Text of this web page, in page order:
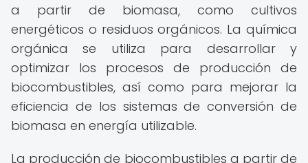
a partir de biomasa, como cultivos
energéticos o residuos orgánicos. La química
orgánica se utiliza para desarrollar y
optimizar los procesos de producción de
biocombustibles, así como para mejorar la
eficiencia de los sistemas de conversión de
biomasa en energía utilizable.
La producción de biocombustibles a partir de